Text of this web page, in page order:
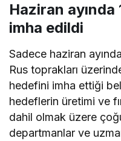
Haziran
imha edildi
Sadece haziran
Rus toprakları
hedefini imha ettiği
hedeflerin üretimi ve
dahil olmak üzere
departmanlar ve